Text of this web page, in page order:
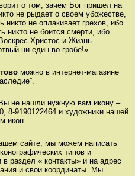
о том, зачем Бог пришел на
не рыдает о своем убожестве,
не оплакивает грехов, ибо
никто не боится смерти, ибо
Христос и Жизнь
ни един во гробе!».
можно в интернет-магазине
не нашли нужную вам икону –
8-9190122464 и художники нашей
икон.
сайте, мы можем написать
типов и
раздел « контакты» и на адрес
и свои координаты. Мы